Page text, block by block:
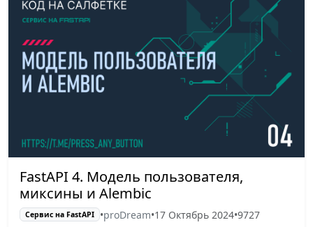
FastAPI 4. Модель пользователя,
миксины и Alembic
Сервис на FastAPI •proDream•17 Октябрь 2024•9727